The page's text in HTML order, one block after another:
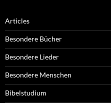
Articles
Besondere Bücher
Besondere Lieder
Besondere Menschen
Bibelstudium